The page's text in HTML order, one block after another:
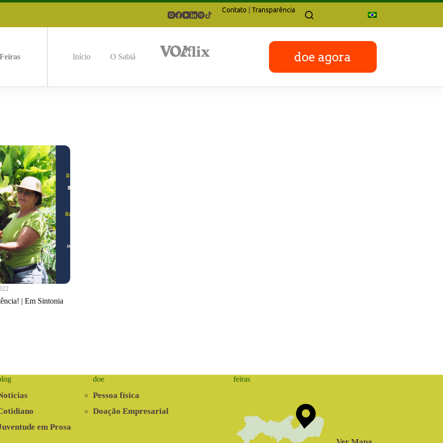
Contato | Transparência
Feiras Início O Sabiá doe agora
| Em Sintonia
em Prosa
doe
Pessoa física
Doação Empresarial
feiras